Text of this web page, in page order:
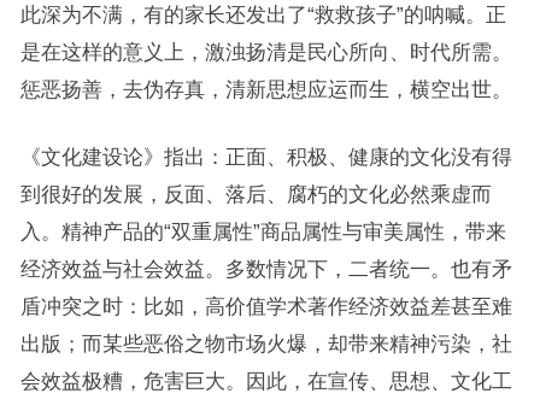
此深为不满，有的家长还发出了“救救孩子”的呐喊。正
是在这样的意义上，激浊扬清是民心所向、时代所需。
惩恶扬善，去伪存真，清新思想应运而生，横空出世。
《文化建设论》指出：正面、积极、健康的文化没有得
到很好的发展，反面、落后、腐朽的文化必然乘虚而
入。精神产品的“双重属性”商品属性与审美属性，带来
经济效益与社会效益。多数情况下，二者统一。也有矛
盾冲突之时：比如，高价值学术著作经济效益差甚至难
出版；而某些恶俗之物市场火爆，却带来精神污染，社
会效益极糟，危害巨大。因此，在宣传、思想、文化工